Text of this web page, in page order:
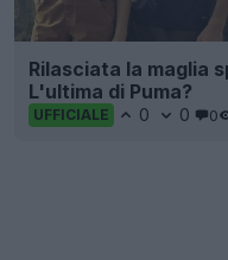
Rilasciata la maglia
L'ultima di Puma?
UFFICIALE 0 0 0